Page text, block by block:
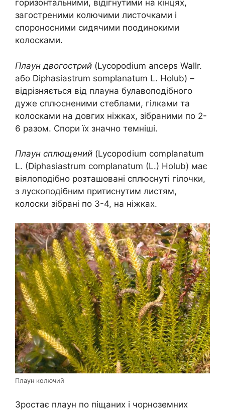
горизонтальними, відігнутими на кінцях,
загостреними колючими листочками і
спороносними сидячими поодинокими
колосками.
Плаун двогострий (Lycopodium anceps Wallr.
або Diphasiastrum somplanatum L. Holub) –
відрізняється від плауна булавоподібного
дуже сплюсненими стеблами, гілками та
колосками на довгих ніжках, зібраними по 2-
6 разом. Спори їх значно темніші.
Плаун сплющений (Lycopodium complanatum
L. (Diphasiastrum complanatum (L.) Holub) має
віялоподібно розташовані сплюснуті гілочки,
з лускоподібним притиснутим листям,
колоски зібрані по 3-4, на ніжках.
Плаун колючий
Зростає плаун по піщаних і чорноземних